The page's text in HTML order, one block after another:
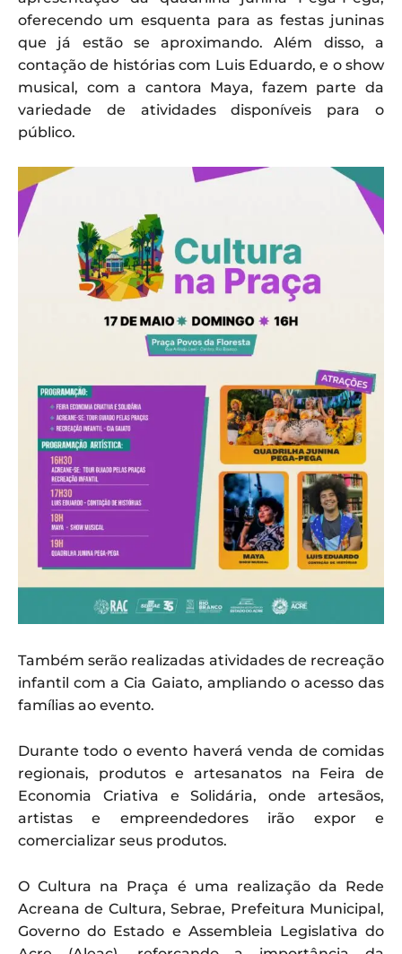
oferecendo um esquenta para as festas juninas
que já estão se aproximando. Além disso, a
contação de histórias com Luis Eduardo, e o show
musical, com a cantora Maya, fazem parte da
variedade de atividades disponíveis para o
público.
Também serão realizadas atividades de recreação
infantil com a Cia Gaiato, ampliando o acesso das
famílias ao evento.
Durante todo o evento haverá venda de comidas
regionais, produtos e artesanatos na Feira de
Economia Criativa e Solidária, onde artesãos,
artistas e empreendedores irão expor e
comercializar seus produtos.
O Cultura na Praça é uma realização da Rede
Acreana de Cultura, Sebrae, Prefeitura Municipal,
Governo do Estado e Assembleia Legislativa do